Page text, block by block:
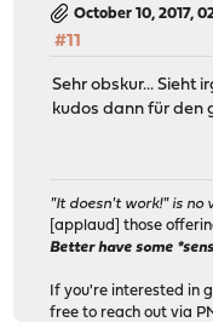
October 10, 2017,
#11
Sehr obskur... Sieht
kudos dann für den
"It doesn't work!" is no
[applaud] those
Better have some
If you're interested in
free to reach out via